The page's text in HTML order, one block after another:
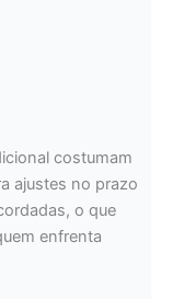
costumam
ajustes no prazo
o que
enfrenta